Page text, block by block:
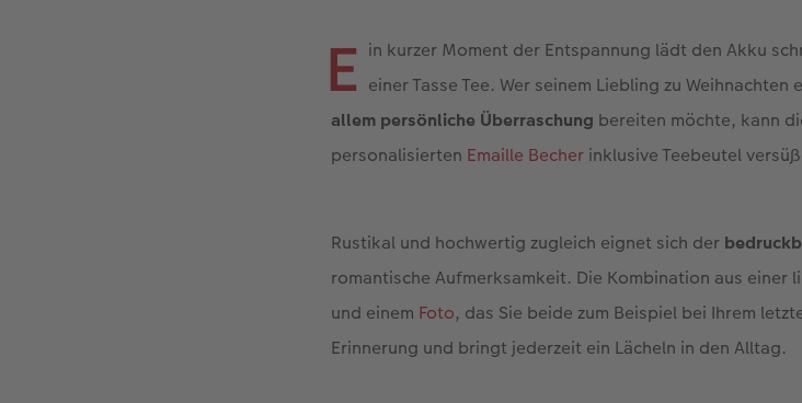
E in kurzer Moment der Entspannung lädt den Akku
einer Tasse Tee. Wer seinem Liebling zu Weihnachten
allem persönliche Überraschung bereiten möchte, kann
personalisierten Emaille Becher inklusive Teebeutel
Rustikal und hochwertig zugleich eignet sich der
romantische Aufmerksamkeit. Die Kombination aus
und einem Foto, das Sie beide zum Beispiel bei Ihrem
Erinnerung und bringt jederzeit ein Lächeln in den Alltag.